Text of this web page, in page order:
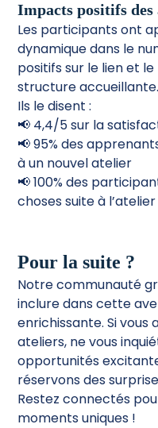
Impacts positifs des
Les participants ont
dynamique dans le
positifs sur le lien et
structure accueillante.
Ils le disent :
📢 4,4/5 sur la
📢 95% des
à un nouvel atelier
📢 100% des
choses suite à l’atelier
Pour la suite ?
Notre communauté
inclure dans cette
enrichissante. Si vous
ateliers, ne vous
opportunités
réservons des
Restez connectés
moments uniques !